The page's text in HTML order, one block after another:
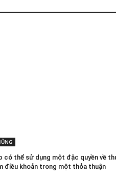
có thể sử dụng một đặc quyền về
điều khoản trong một thỏa thuận